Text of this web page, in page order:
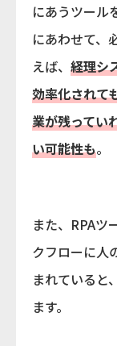
にあうツール
にあわせて、
えば、経理シ
効率化されて
業が残ってい
い可能性も。
また、RPAツ
クフローに人
まれていると
ます。